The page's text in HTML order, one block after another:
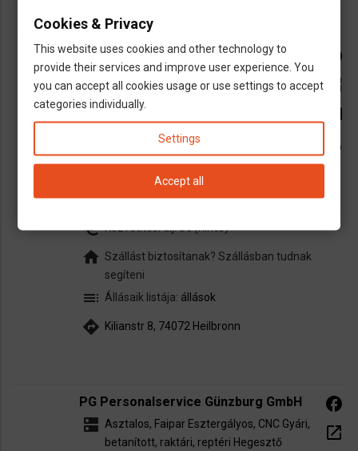
PS Personalservice GmbH
dns Asztalos, Faipar
Autószerelő,
Csomagolás
Egyéb
Elektrotechnikus
Esztergályos, CNC
reptériHegesztőKertészLakatosSofőr
Targoncavezető Villanyszerelő
euro_symbol Közvetítési díj: 0€ (nincs)
home Szállást biztosítanak? Szállásban tudnak
segíteni
toc Állásaik listája: állások
directions Kilianstr 8, 74072 Heilbronn
facebook
open_in_new
email
call
PG Personalservice Günzburg GmbH
dns Asztalos, Faipar Esztergályos, CNC Gyári,
betanított, raktári, reptéri Hegesztő
facebook
open_in_new
Cookies & Privacy
This website uses cookies and other technology to
provide their services and improve user experience. You
you can accept all cookies usage or use settings to accept
categories individually.
Settings
Accept all